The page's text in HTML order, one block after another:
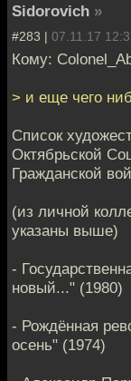
Sidorovich »
#283 | 07.11.17
Кому:
> и еще чего
Список
Октябрьской
Гражданской
(из личной
указаны выше)
-
новый..." (1980)
- Рождённая
осень" (1974)